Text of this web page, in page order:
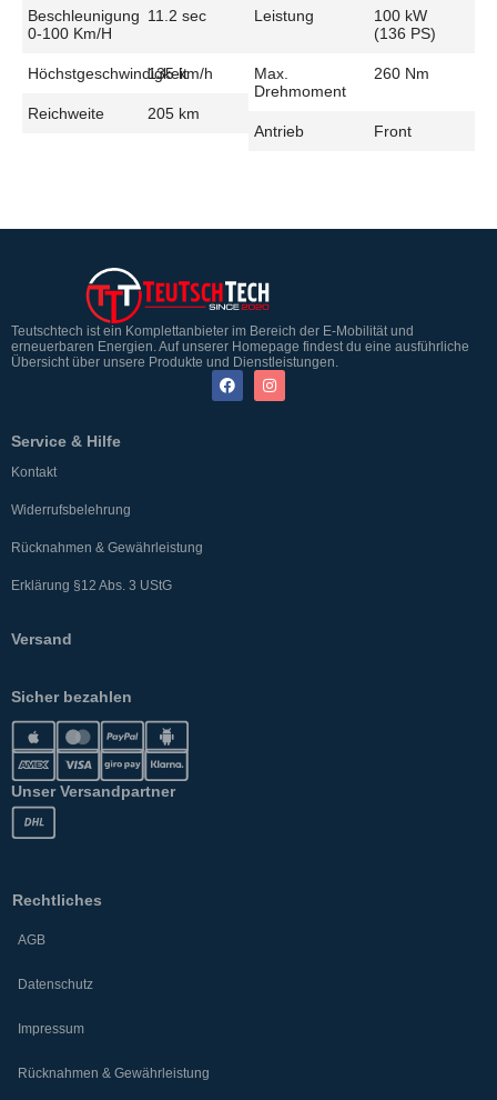
Beschleunigung
0-100 Km/h
11.2 sec
Höchstgeschwindigkeit
135 km/h
Reichweite 205 km
Leistung
100 kW
(136 PS)
Max.
Drehmoment
260 Nm
Antrieb Front
Teutschtech ist ein Komplettanbieter im Bereich der E-Mobilität und
erneuerbaren Energien. Auf unserer Homepage findest du eine ausführliche
Übersicht über unsere Produkte und Dienstleistungen.
Service & Hilfe
Kontakt
Widerrufsbelehrung
Rücknahmen & Gewährleistung
Erklärung §12 Abs. 3 UStG
Versand
Sicher bezahlen
Unser Versandpartner
Rechtliches
AGB
Datenschutz
Impressum
Rücknahmen & Gewährleistung